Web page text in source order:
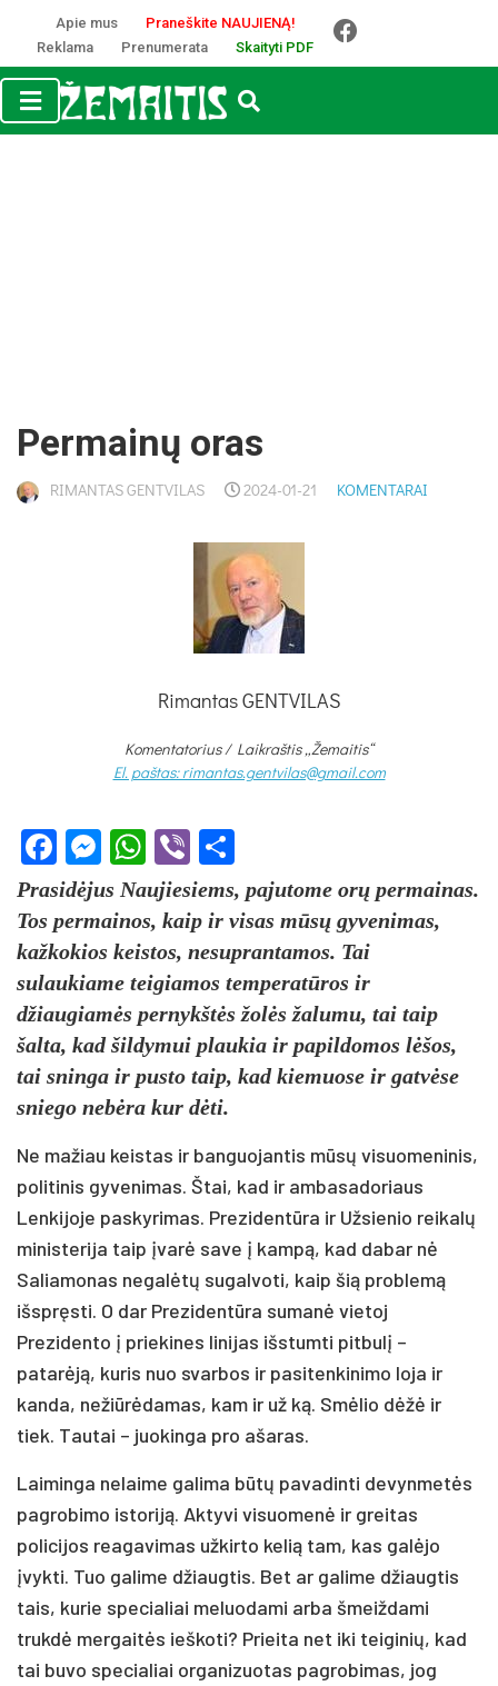
Apie mus
Praneškite NAUJIENĄ!
Reklama
Prenumerata Skaityti PDF
Permainų oras
RIMANTAS GENTVILAS 2024-01-21 KOMENTARAI
Rimantas GENTVILAS
Komentatorius / Laikraštis „Žemaitis“
El. paštas: rimantas.gentvilas@gmail.com
Facebook
Messenger
WhatsApp
Viber
Prasidėjus Naujiesiems, pajutome orų permainas.
Tos permainos, kaip ir visas mūsų gyvenimas,
kažkokios keistos, nesuprantamos. Tai
sulaukiame teigiamos temperatūros ir
džiaugiamės pernykštės žolės žalumu, tai taip
šalta, kad šildymui plaukia ir papildomos lėšos,
tai sninga ir pusto taip, kad kiemuose ir gatvėse
sniego nebėra kur dėti.
Ne mažiau keistas ir banguojantis mūsų visuomeninis,
politinis gyvenimas. Štai, kad ir ambasadoriaus
Lenkijoje paskyrimas. Prezidentūra ir Užsienio reikalų
ministerija taip įvarė save į kampą, kad dabar nė
Saliamonas negalėtų sugalvoti, kaip šią problemą
išspręsti. O dar Prezidentūra sumanė vietoj
Prezidento į priekines linijas išstumti pitbulį –
patarėją, kuris nuo svarbos ir pasitenkinimo loja ir
kanda, nežiūrėdamas, kam ir už ką. Smėlio dėžė ir
tiek. Tautai – juokinga pro ašaras.
Laiminga nelaime galima būtų pavadinti devynmetės
pagrobimo istoriją. Aktyvi visuomenė ir greitas
policijos reagavimas užkirto kelią tam, kas galėjo
įvykti. Tuo galime džiaugtis. Bet ar galime džiaugtis
tais, kurie specialiai meluodami arba šmeiždami
trukdė mergaitės ieškoti? Prieita net iki teiginių, kad
tai buvo specialiai organizuotas pagrobimas, jog